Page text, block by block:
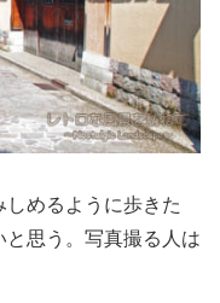
めるように歩きた
思う。写真撮る人は